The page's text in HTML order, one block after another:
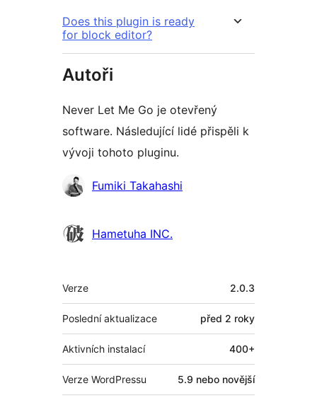
Does this plugin is ready
for block editor?
Autoři
Never Let Me Go je otevřený
software. Následující lidé přispěli k
vývoji tohoto pluginu.
Spolupracovníci
Fumiki Takahashi
Hametuha INC.
Meta
Verze 2.0.3
Poslední aktualizace před 2 roky
Aktivních instalací 400+
Verze WordPressu 5.9 nebo novější